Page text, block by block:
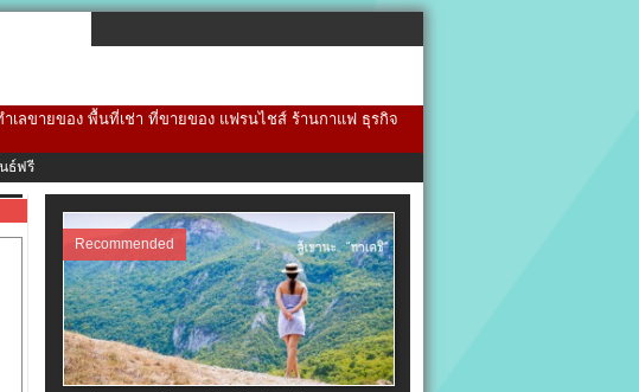
เลขายของ พื้นที่เช่า ที่ขายของ แฟรนไชส์ ร้านกาแฟ ธุรกิจ
ธ์ฟรี
Recommended